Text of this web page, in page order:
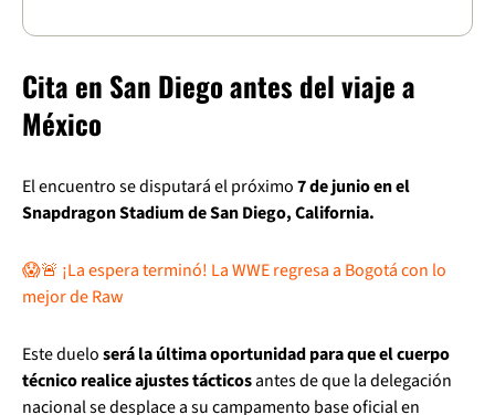
Cita en San Diego antes del viaje a
México
El encuentro se disputará el próximo7 de junio en el
Snapdragon Stadium de San Diego, California.
😱🚨 ¡La espera terminó! La WWE regresa a Bogotá con lo
mejor de Raw
Este dueloserá la última oportunidad para que el cuerpo
técnico realice ajustes tácticosantes de que la delegación
nacional se desplace a su campamento base oficial en